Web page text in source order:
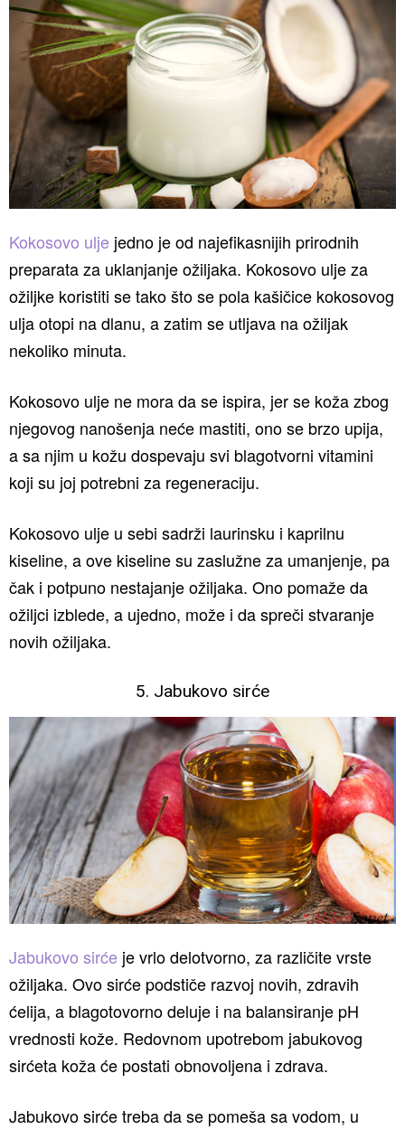
Kokosovo ulje jedno je od najefikasnijih prirodnih
preparata za uklanjanje ožiljaka. Kokosovo ulje za
ožiljke koristiti se tako što se pola kašičice kokosovog
ulja otopi na dlanu, a zatim se utljava na ožiljak
nekoliko minuta.
Kokosovo ulje ne mora da se ispira, jer se koža zbog
njegovog nanošenja neće mastiti, ono se brzo upija,
a sa njim u kožu dospevaju svi blagotvorni vitamini
koji su joj potrebni za regeneraciju.
Kokosovo ulje u sebi sadrži laurinsku i kaprilnu
kiseline, a ove kiseline su zaslužne za umanjenje, pa
čak i potpuno nestajanje ožiljaka. Ono pomaže da
ožiljci izblede, a ujedno, može i da spreči stvaranje
novih ožiljaka.
5. Jabukovo sirće
Jabukovo sirće je vrlo delotvorno, za različite vrste
ožiljaka. Ovo sirće podstiče razvoj novih, zdravih
ćelija, a blagotovorno deluje i na balansiranje pH
vrednosti kože. Redovnom upotrebom jabukovog
sirćeta koža će postati obnovoljena i zdrava.
Jabukovo sirće treba da se pomeša sa vodom, u